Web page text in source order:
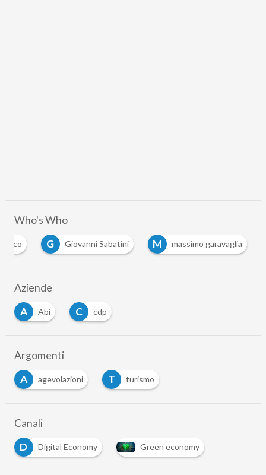
Who's Who
G Giovanni Sabatini M massimo garavaglia
Aziende
A
Abi C cdp
Argomenti
A
agevolazioni T turismo
Canali
D
Digital Economy Green economy